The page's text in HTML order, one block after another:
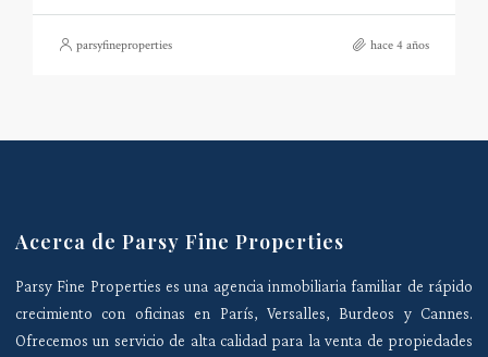
parsyfineproperties hace 4 años
Acerca de Parsy Fine Properties
Parsy Fine Properties es una agencia inmobiliaria familiar de rápido
crecimiento con oficinas en París, Versalles, Burdeos y Cannes.
Ofrecemos un servicio de alta calidad para la venta de propiedades